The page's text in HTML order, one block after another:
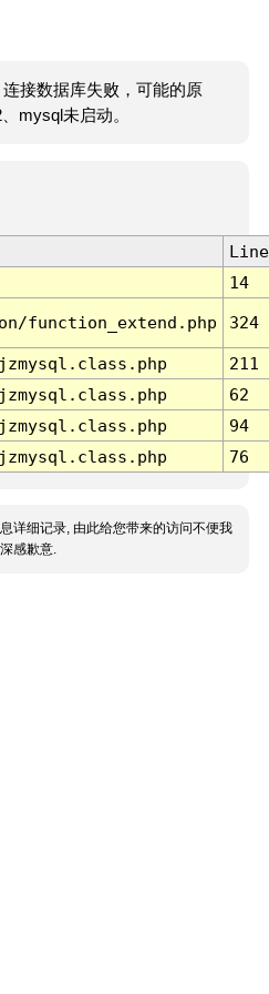
接数据库失败，可能的原
mysql未启动。
Line
14
function_extend.php 324
211
62
94
76
详细记录, 由此给您带来的访问不便我
感歉意.